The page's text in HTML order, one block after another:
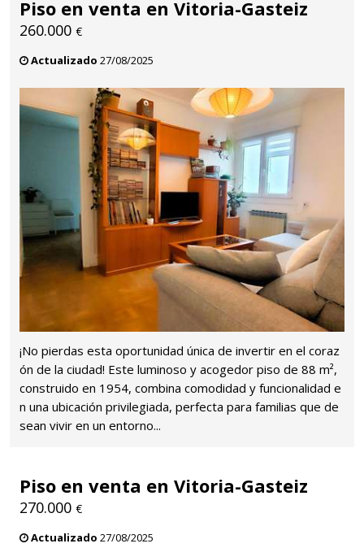
Piso en venta en Vitoria-Gasteiz
260.000 €
Actualizado 27/08/2025
¡No pierdas esta oportunidad única de invertir en el coraz
ón de la ciudad! Este luminoso y acogedor piso de 88 m²,
construido en 1954, combina comodidad y funcionalidad e
n una ubicación privilegiada, perfecta para familias que de
sean vivir en un entorno...
Piso en venta en Vitoria-Gasteiz
270.000 €
Actualizado 27/08/2025